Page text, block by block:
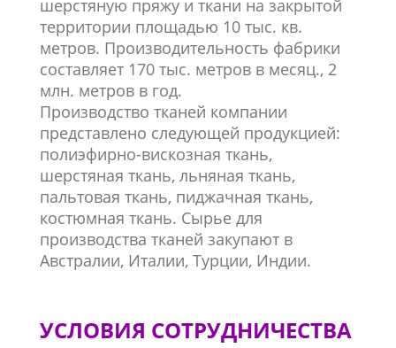
шерстяную пряжу и ткани на закрытой
территории площадью 10 тыс. кв.
метров. Производительность фабрики
составляет 170 тыс. метров в месяц., 2
млн. метров в год.
Производство тканей компании
представлено следующей продукцией:
полиэфирно-вискозная ткань,
шерстяная ткань, льняная ткань,
пальтовая ткань, пиджачная ткань,
костюмная ткань. Сырье для
производства тканей закупают в
Австралии, Италии, Турции, Индии.
УСЛОВИЯ СОТРУДНИЧЕСТВА